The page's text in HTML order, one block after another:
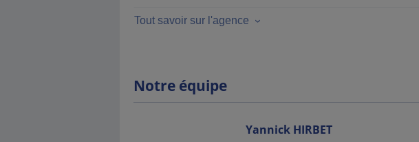
Tout savoir sur l'agence
Notre équipe
Yannick HIRBET